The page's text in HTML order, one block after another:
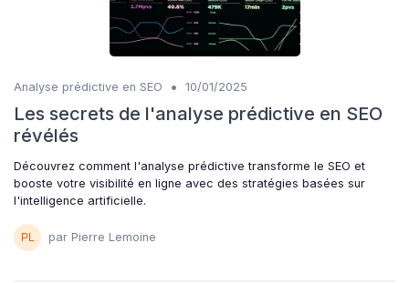
Analyse prédictive en SEO • 10/01/2025
Les secrets de l'analyse prédictive en SEO
révélés
Découvrez comment l'analyse prédictive transforme le SEO et
booste votre visibilité en ligne avec des stratégies basées sur
l'intelligence artificielle.
par Pierre Lemoine